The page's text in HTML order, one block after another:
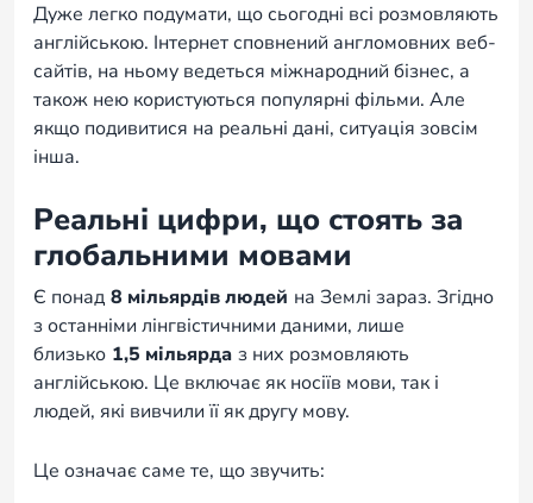
Дуже легко подумати, що сьогодні всі розмовляють
англійською. Інтернет сповнений англомовних веб-
сайтів, на ньому ведеться міжнародний бізнес, а
також нею користуються популярні фільми. Але
якщо подивитися на реальні дані, ситуація зовсім
інша.
Реальні цифри, що стоять за
глобальними мовами
Є понад 8 мільярдів людей на Землі зараз. Згідно
з останніми лінгвістичними даними, лише
близько 1,5 мільярда з них розмовляють
англійською. Це включає як носіїв мови, так і
людей, які вивчили її як другу мову.
Це означає саме те, що звучить: